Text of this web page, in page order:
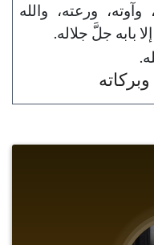
وآوته، ورعته، والله
بابه جلَّ جلاله.